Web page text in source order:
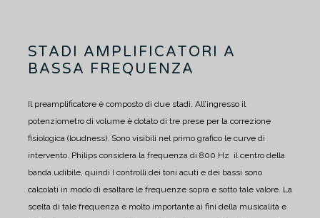
STADI AMPLIFICATORI A
BASSA FREQUENZA
Il preamplificatore è composto di due stadi. All’ingresso il
potenziometro di volume è dotato di tre prese per la correzione
fisiologica (loudness). Sono visibili nel primo grafico le curve di
intervento. Philips considera la frequenza di 800 Hz il centro della
banda udibile, quindi I controlli dei toni acuti e dei bassi sono
calcolati in modo di esaltare le frequenze sopra e sotto tale valore. La
scelta di tale frequenza è molto importante ai fini della musicalità e